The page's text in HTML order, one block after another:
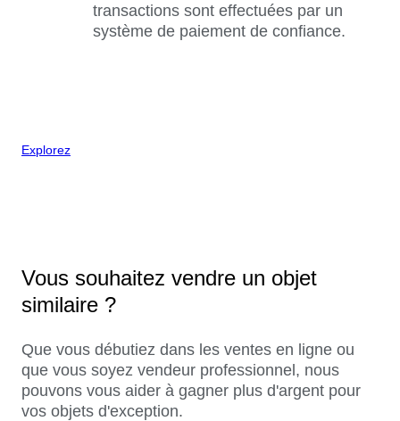
transactions sont effectuées par un
système de paiement de confiance.
Explorez
Vous souhaitez vendre un objet
similaire ?
Que vous débutiez dans les ventes en ligne ou
que vous soyez vendeur professionnel, nous
pouvons vous aider à gagner plus d'argent pour
vos objets d'exception.